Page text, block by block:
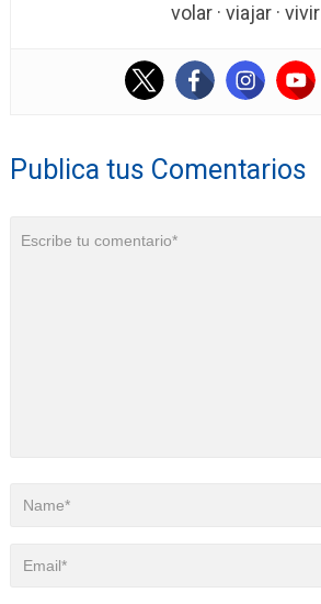
volar · viajar · vivir
Publica tus Comentarios